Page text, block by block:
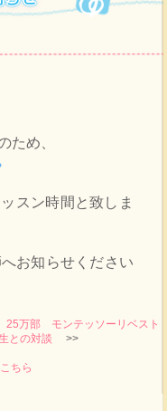
ため、
スン時間と致しま
お知らせください
25万部 モンテッソーリベスト
との対談
>>
ちら